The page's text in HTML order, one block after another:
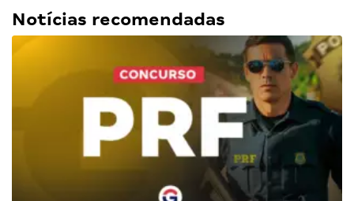
Notícias recomendadas